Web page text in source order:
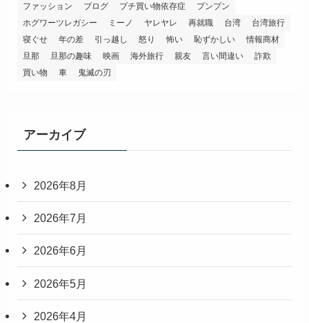
ファッション
ブログ プチ買い物依存症
プンプン
ホグワーツレガシー
ミーノ ヤレヤレ 再就職 台湾
台湾旅行
寝ぐせ
年の差 引っ越し 怒り 怖い 恥ずかしい
情報商材
旦那
旦那の趣味 映画 海外旅行 親友 言い間違い
詐欺
買い物
車 鬼滅の刃
アーカイブ
2026年8月
2026年7月
2026年6月
2026年5月
2026年4月